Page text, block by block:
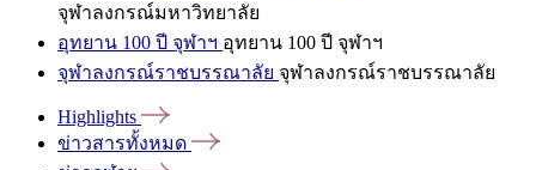
จุฬาลงกรณ์มหาวิทยาลัย
อุทยาน 100 ปี จุฬาฯ อุทยาน 100 ปี จุฬาฯ
จุฬาลงกรณ์ราชบรรณาลัย จุฬาลงกรณ์ราชบรรณาลัย
Highlights
ข่าวสารทั้งหมด